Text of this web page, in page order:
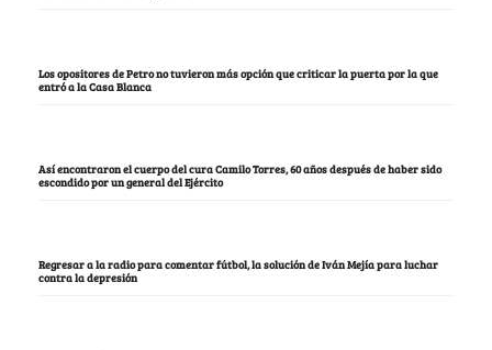
Los opositores de Petro no tuvieron más opción que criticar la puerta por la que
entró a la Casa Blanca
Así encontraron el cuerpo del cura Camilo Torres, 60 años después de haber sido
escondido por un general del Ejército
Regresar a la radio para comentar fútbol, la solución de Iván Mejía para luchar
contra la depresión